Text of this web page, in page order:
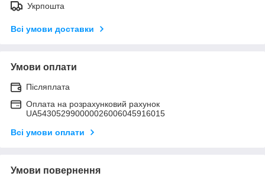
Укрпошта
Всі умови доставки
Умови оплати
Післяплата
Оплата на розрахунковий рахунок
UA543052990000026006045916015
Всі умови оплати
Умови повернення